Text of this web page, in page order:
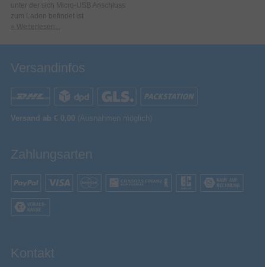
unter der sich Micro-USB Anschluss
zum Laden befindet ist
» Weiterlesen...
Versandinfos
Versand ab € 0,00 (Ausnahmen möglich)
Zahlungsarten
Kontakt